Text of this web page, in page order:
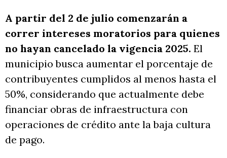
A partir del 2 de julio comenzarán a
correr intereses moratorios para quienes
no hayan cancelado la vigencia 2025. El
municipio busca aumentar el porcentaje de
contribuyentes cumplidos al menos hasta el
50%, considerando que actualmente debe
financiar obras de infraestructura con
operaciones de crédito ante la baja cultura
de pago.